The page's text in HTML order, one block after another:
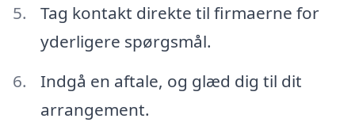
Tag kontakt direkte til firmaerne for
yderligere spørgsmål.
Indgå en aftale, og glæd dig til dit
arrangement.